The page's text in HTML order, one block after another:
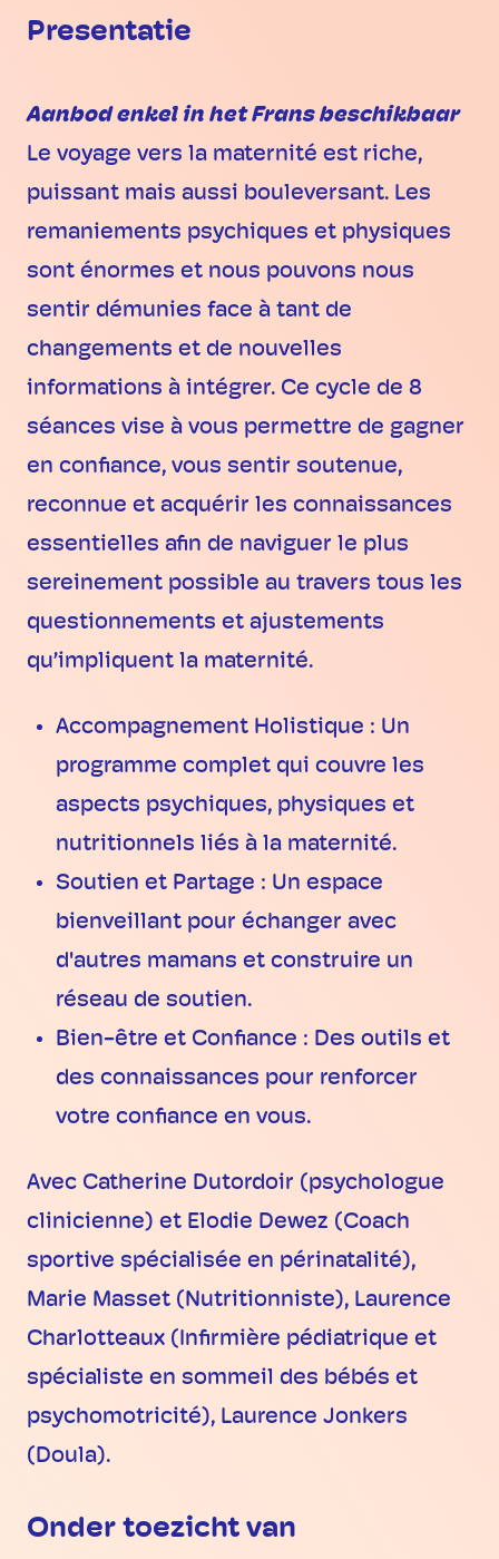
Presentatie
Aanbod enkel in het Frans beschikbaar
Le voyage vers la maternité est riche,
puissant mais aussi bouleversant. Les
remaniements psychiques et physiques
sont énormes et nous pouvons nous
sentir démunies face à tant de
changements et de nouvelles
informations à intégrer. Ce cycle de 8
séances vise à vous permettre de gagner
en confiance, vous sentir soutenue,
reconnue et acquérir les connaissances
essentielles afin de naviguer le plus
sereinement possible au travers tous les
questionnements et ajustements
qu’impliquent la maternité.
Accompagnement Holistique : Un
programme complet qui couvre les
aspects psychiques, physiques et
nutritionnels liés à la maternité.
Soutien et Partage : Un espace
bienveillant pour échanger avec
d'autres mamans et construire un
réseau de soutien.
Bien-être et Confiance : Des outils et
des connaissances pour renforcer
votre confiance en vous.
Avec Catherine Dutordoir (psychologue
clinicienne) et Elodie Dewez (Coach
sportive spécialisée en périnatalité),
Marie Masset (Nutritionniste), Laurence
Charlotteaux (Infirmière pédiatrique et
spécialiste en sommeil des bébés et
psychomotricité), Laurence Jonkers
(Doula).
Onder toezicht van